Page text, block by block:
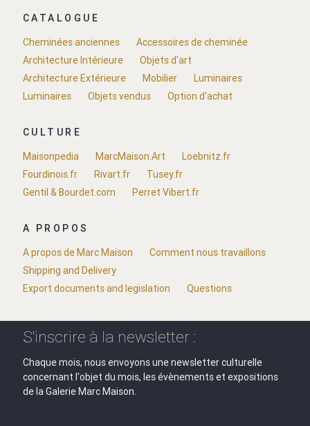
CATALOGUE
Cheminées anciennes
Accessoires de cheminée
Architecture Intérieure
Objets d'art
Architecture Extérieure
Mobilier
Luminaires
Luminaires
Objets vendus Option d'achat
CULTURE
Maisonpedia
MarcMaison.Art
Loebnitz.fr
Fourdinois.fr
Rivart.fr
Tusey.fr
Gentil & Bourdet.com
Perret Vibert.fr
A PROPOS
A propos de Marc Maison
Comment nous travaillons
Shipping and Delivery
Export documents and legislation
Questions
S'inscrire à la newsletter :
Chaque mois, nous envoyons une newsletter culturelle
concernant l'objet du mois, les évènements et expositions
de la Galerie Marc Maison.